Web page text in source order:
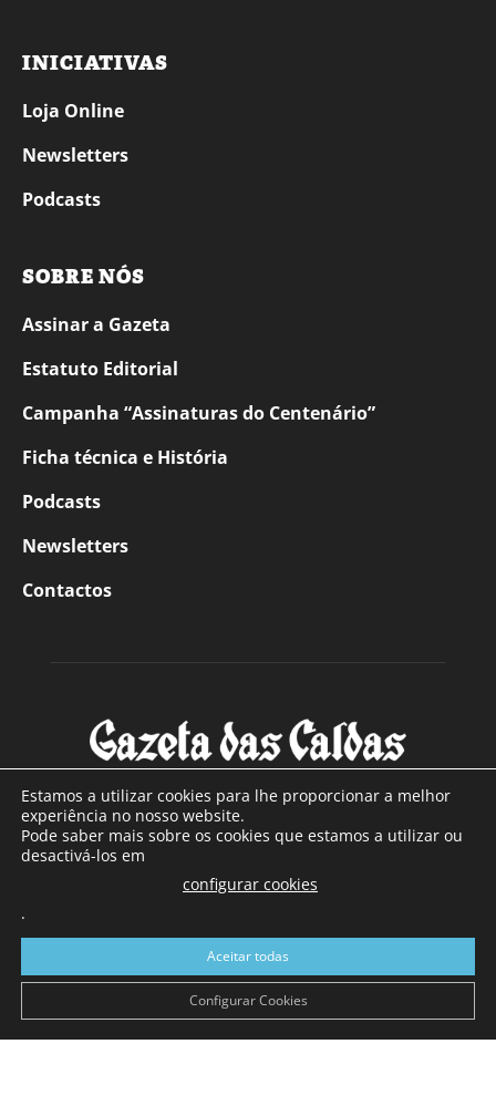
INICIATIVAS
Loja Online
Newsletters
Podcasts
SOBRE NÓS
Assinar a Gazeta
Estatuto Editorial
Campanha “Assinaturas do Centenário”
Ficha técnica e História
Podcasts
Newsletters
Contactos
SOBRE NÓS
Com sede nas Caldas da Rainha e mais de 90 anos de
a sul de distrito de Leiria, com mais de 40.000 leitores por
toda a região Oeste. Jornal com distribuição em Portugal
Continental e assinatura online.
Estamos a utilizar cookies para lhe proporcionar a melhor
experiência no nosso website.
Pode saber mais sobre os cookies que estamos a utilizar ou
desactivá-los em
configurar cookies
.
Aceitar todas
Configurar Cookies